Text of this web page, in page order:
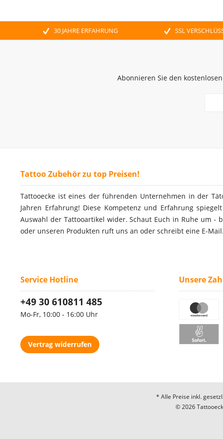
30 JAHRE ERFAHRUNG SSL
Abonnieren Sie den
Tattoo Zubehör zu top Preisen!
Tattooecke ist eines der führenden Unternehmen in der
Jahren Erfahrung! Diese Kompetenz und Erfahrung
Auswahl der Tattooartikel wider. Schaut Euch in Ruhe um -
oder unseren Produkten ruft uns an oder schreibt eine E-Mail.
Service Hotline
+49 30 610811 485
Mo-Fr, 10:00 - 16:00 Uhr
Vertrag widerrufen
Unsere
* Alle Preise inkl.
© 2026